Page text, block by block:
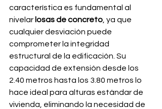
característica es fundamental al
nivelar losas de concreto , ya que
cualquier desviación puede
comprometer la integridad
estructural de la edificación. Su
capacidad de extensión desde los
2.40 metros hasta los 3.80 metros lo
hace ideal para alturas estándar de
vivienda, eliminando la necesidad de